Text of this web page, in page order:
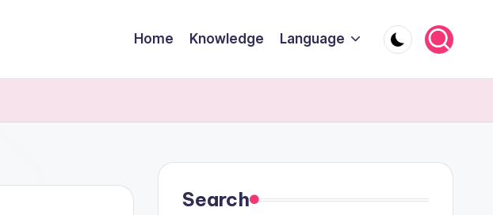
Home Knowledge Language
Search